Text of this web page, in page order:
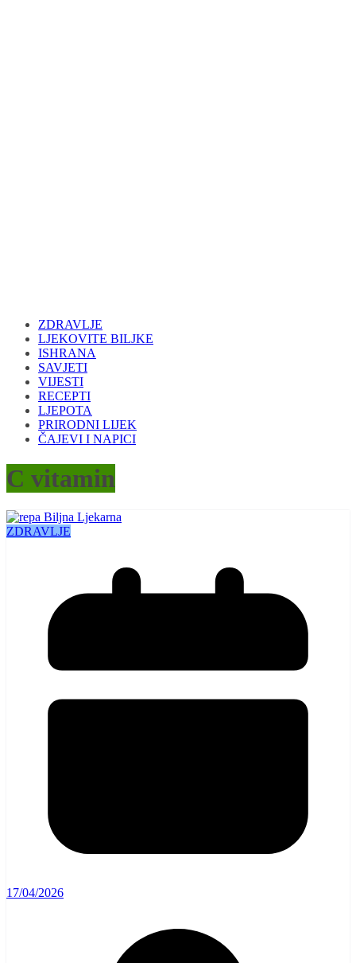
ZDRAVLJE
LJEKOVITE BILJKE
ISHRANA
SAVJETI
VIJESTI
RECEPTI
LJEPOTA
PRIRODNI LIJEK
ČAJEVI I NAPICI
C vitamin
ZDRAVLJE
17/04/2026